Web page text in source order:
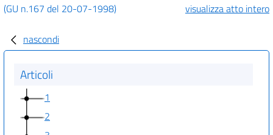
(GU n.167 del 20-07-1998)
visualizza atto intero
nascondi
Articoli
1
2